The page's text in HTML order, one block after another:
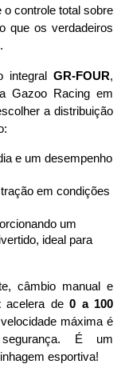
o controle total sobre
que os verdadeiros
integral GR-FOUR,
Gazoo Racing em
a distribuição
e um desempenho
em condições
um
ideal para
câmbio manual e
acelera de 0 a 100
máxima é
É um
esportiva!